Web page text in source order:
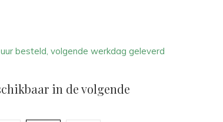
besteld, volgende werkdag geleverd
in de volgende